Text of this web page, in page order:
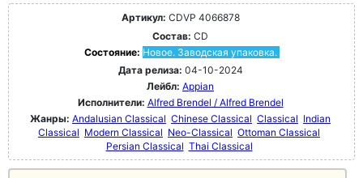
Артикул: CDVP 4066878
Состав: CD
Состояние: Новое. Заводская упаковка.
Дата релиза: 04-10-2024
Лейбл: Appian
Исполнители: Alfred Brendel / Alfred Brendel
Жанры: Andalusian Classical Chinese Classical Classical Indian
Classical Modern Classical Neo-Classical Ottoman Classical
Persian Classical Thai Classical